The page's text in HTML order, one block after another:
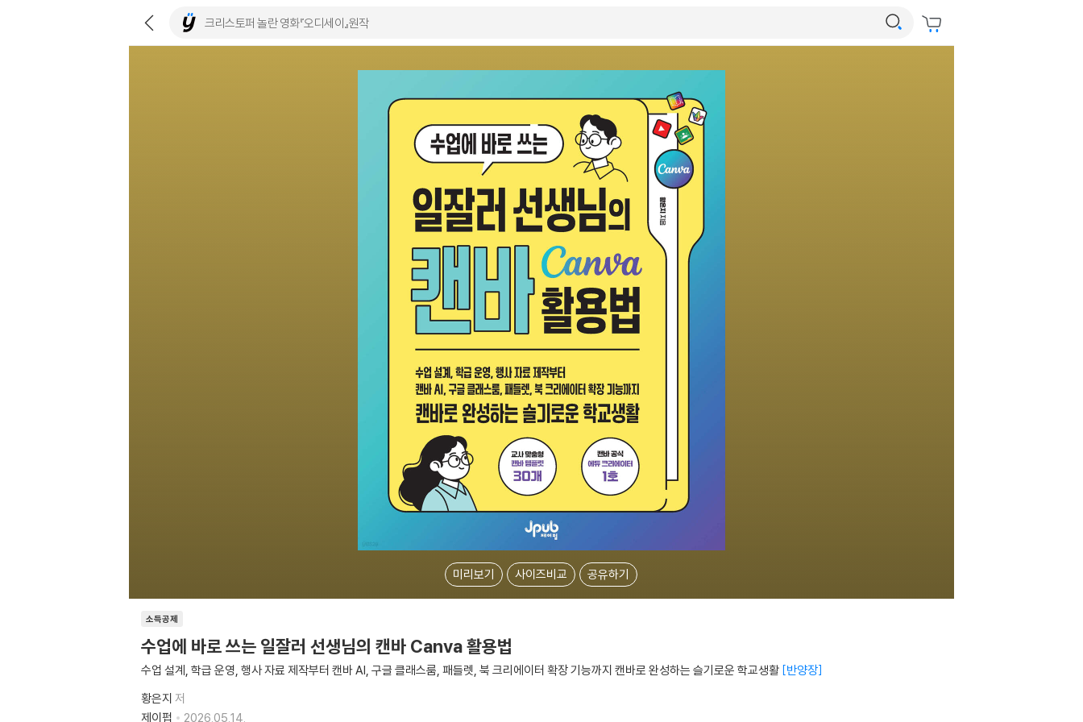
미리보기 사이즈비교 공유하기
소득공제
수업에 바로 쓰는 일잘러 선생님의 캔바 Canva 활용법
수업 설계, 학급 운영, 행사 자료 제작부터 캔바 AI, 구글 클래스룸, 패들렛, 북 크리에이터 확장 기능까지 캔바로 완성하는 슬기로운 학교생활 반양장
황은지 저
제이펍
2026.05.14.